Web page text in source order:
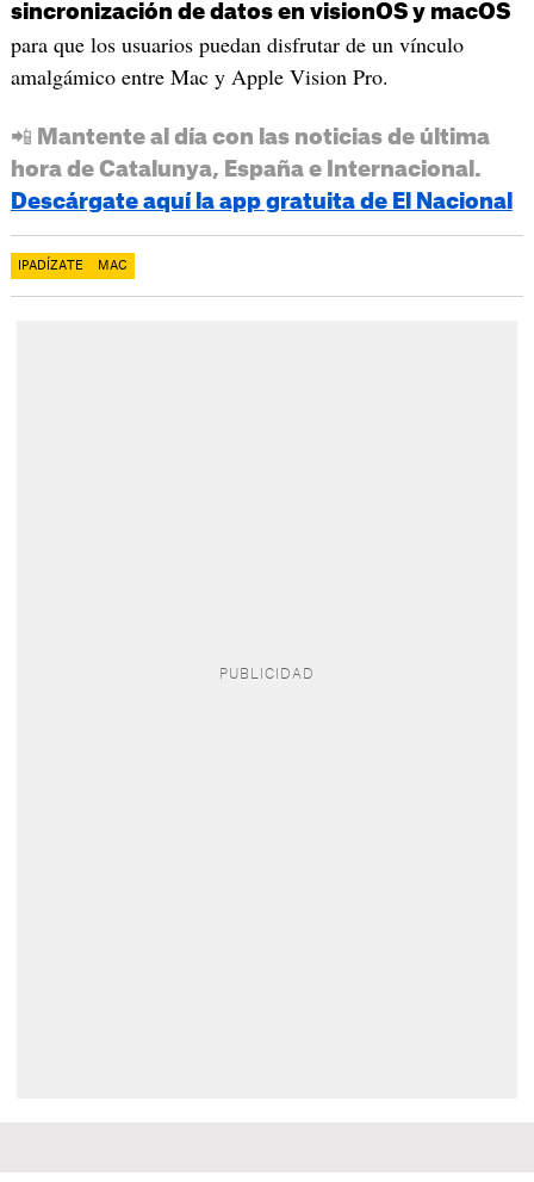
sincronización de datos en visionOS y macOS
para que los usuarios puedan disfrutar de un vínculo
amalgámico entre Mac y Apple Vision Pro.
📲 Mantente al día con las noticias de última
hora de Catalunya, España e Internacional.
Descárgate aquí la app gratuita de El Nacional
IPADÍZATE MAC